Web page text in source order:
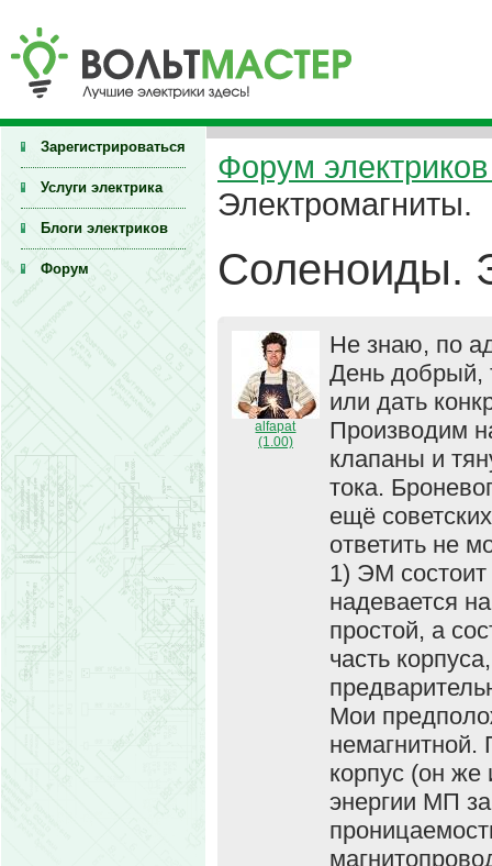
Зарегистрироваться
Услуги электрика
Блоги электриков
Форум
Форум электриков
Электромагниты.
Соленоиды.
alfapat
(1.00)
Не знаю, по
День добрый,
или дать
Производим
клапаны и
тока.
ещё
ответить не
1) ЭМ состоит
надевается
простой, а
часть
Мои
немагнитной.
корпус (он же
энергии МП